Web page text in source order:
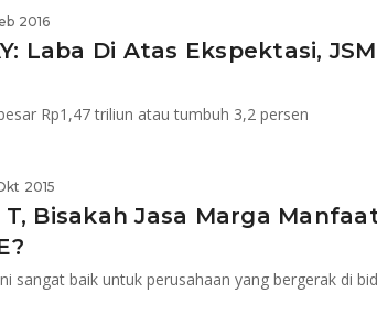
Laba Di Atas Ekspektasi,
Rp1,47 triliun atau tumbuh 3,2 persen
2016
T, Bisakah Jasa Marga
2015